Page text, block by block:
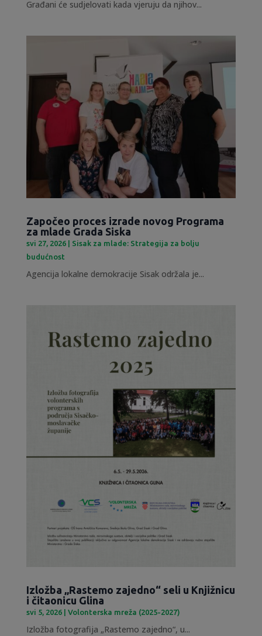
Građani će sudjelovati kada vjeruju da njihov...
Započeo proces izrade novog Programa
za mlade Grada Siska
svi 27, 2026| Sisak za mlade: Strategija za bolju
budućnost
Agencija lokalne demokracije Sisak održala je...
Izložba „Rastemo zajedno“ seli u Knjižnicu
i čitaonicu Glina
svi 5, 2026| Volonterska mreža (2025-2027)
Izložba fotografija „Rastemo zajedno“, u...